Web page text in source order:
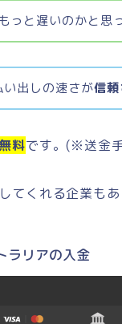
っと遅いのかと思
い出しの速さが信
料です。(※送金
てくれる企業もあ
ラリアの入金